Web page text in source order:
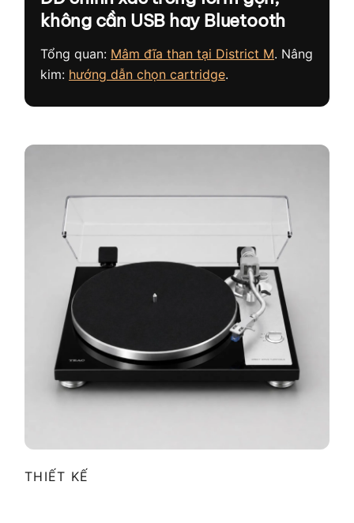
không cần USB hay Bluetooth
Tổng quan: Mâm đĩa than tại District M. Nâng
kim: hướng dẫn chọn cartridge.
THIẾT KẾ